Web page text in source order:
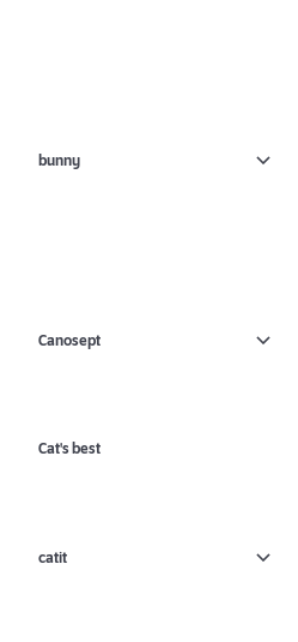
bunny
Canosept
Cat's best
catit